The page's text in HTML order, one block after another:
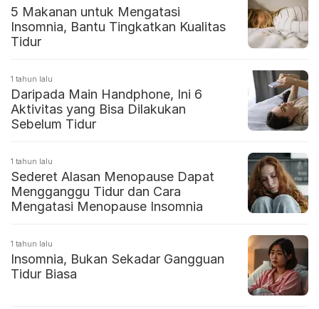
5 Makanan untuk Mengatasi
Insomnia, Bantu Tingkatkan Kualitas
Tidur
1 tahun lalu
Daripada Main Handphone, Ini 6
Aktivitas yang Bisa Dilakukan
Sebelum Tidur
1 tahun lalu
Sederet Alasan Menopause Dapat
Mengganggu Tidur dan Cara
Mengatasi Menopause Insomnia
1 tahun lalu
Insomnia, Bukan Sekadar Gangguan
Tidur Biasa